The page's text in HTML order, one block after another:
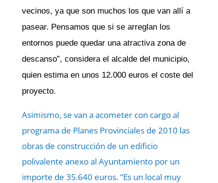
vecinos, ya que son muchos los que van allí a
pasear. Pensamos que si se arreglan los
entornos puede quedar una atractiva zona de
descanso”, considera el alcalde del municipio,
quien estima en unos 12.000 euros el coste del
proyecto.
Asimismo, se van a acometer con cargo al
programa de Planes Provinciales de 2010 las
obras de construcción de un edificio
polivalente anexo al Ayuntamiento por un
importe de 35.640 euros. “Es un local muy